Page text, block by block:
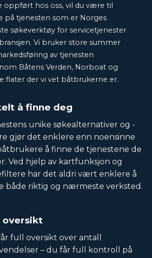
oppført hos oss, vil du være til
på tjenesten som er Norges
søkeverktøy for servicetjenester
Vi bruker store summer
av tjenesten
Båtens Verden, Norboat og
flater der vi vet båtbrukerne er.
å finne deg
unike søkealternativer og -
gjør det enklere enn noensinne
å finne de tjenestene de
Ved hjelp av kartfunksjon og
har det aldri vært enklere å
både riktig og nærmeste verksted.
oversikt
full oversikt over antall
– du får full kontroll på